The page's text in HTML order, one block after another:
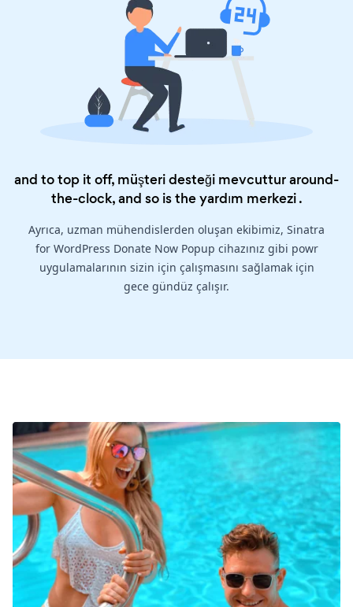
and to top it off, müşteri desteği mevcuttur around-
the-clock, and so is theyardım merkezi.
Ayrıca, uzman mühendislerden oluşan ekibimiz, Sinatra
for WordPress Donate Now Popup cihazınız gibi powr
uygulamalarının sizin için çalışmasını sağlamak için
gece gündüz çalışır.